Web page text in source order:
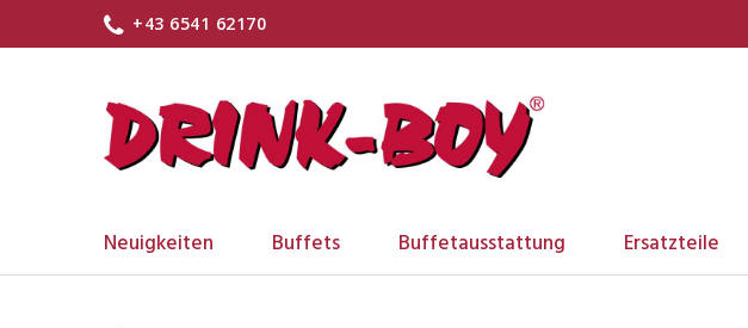
+43 6541 62170
Neuigkeiten Buffets Buffetausstattung Ersatzteile